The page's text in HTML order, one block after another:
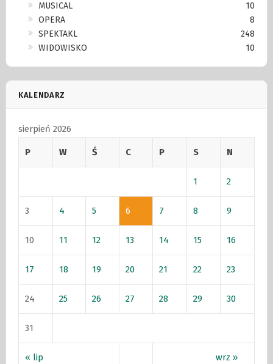
MUSICAL
10
OPERA
8
SPEKTAKL
248
WIDOWISKO
10
KALENDARZ
sierpień 2026
P W Ś C P S N
« lip wrz »
1 2
3 4 5 6 7 8 9
10 11 12 13 14 15 16
17 18 19 20 21 22 23
24 25 26 27 28 29 30
31